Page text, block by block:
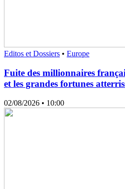
Editos et Dossiers • Europe
Fuite des millionnaires
et les grandes fortunes
02/08/2026 • 10:00